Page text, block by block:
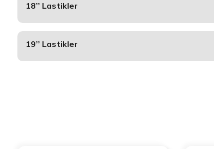
18’’ Lastikler
19’’ Lastikler